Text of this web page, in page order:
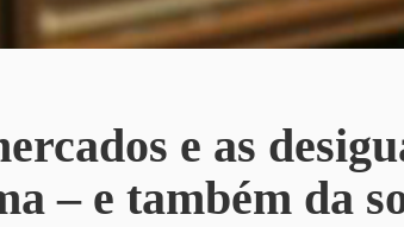
e as
– e também da